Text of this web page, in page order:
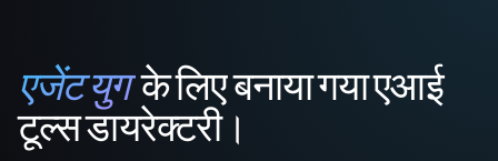
That AI Collection
एजेंट युगके लिए बनाया गया एआई
टूल्स डायरेक्टरी।